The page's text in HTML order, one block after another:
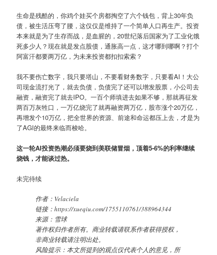
生命是残酷的，你鸡个娃买个房都掏空了六个钱包，背上30年负
债，被生活压弯了腰，这仅仅是维持了一个简单人口再生产。投资
本来就是为了生存而战，是血腥的，20世纪落后国家为了工业化饿
死多少人？现在就是发点股债，通胀高一点，这才哪到哪啊？打个
阿富汗都要两万亿，为未来投资都扣扣索索？
我不要伤亡数字，我只要塔山，不要看财务数字，只要看AI！大公
司现金流打光了，就去负债，负债完了还可以增发股票，小公司去
融资，融资完了就去IPO。一百个师填进去如果不够，那就再征发
两百万灰牲口，一万亿烧完了就再融资两万亿，股市涨个20万亿，
再增发个10万亿，把全世界的资源、前途和命运都压上去，才是为
了AGI的最终来临而梭哈。
这一轮AI投资热潮必须要烧到美联储冒烟，顶着5-6%的利率继续
烧钱，才能谈过热。
未完待续
作者：Velaciela
链接：https://xueqiu.com/1755110761/388964344
来源：雪球
著作权归作者所有。商业转载请联系作者获得授权，
非商业转载请注明出处。
风险提示：本文所提到的观点仅代表个人的意见，所